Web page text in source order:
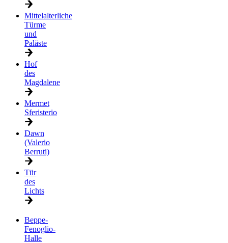
Mittelalterliche
Türme
und
Paläste
Hof
des
Magdalene
Mermet
Sferisterio
Dawn
(Valerio
Berruti)
Tür
des
Lichts
Beppe-
Fenoglio-
Halle